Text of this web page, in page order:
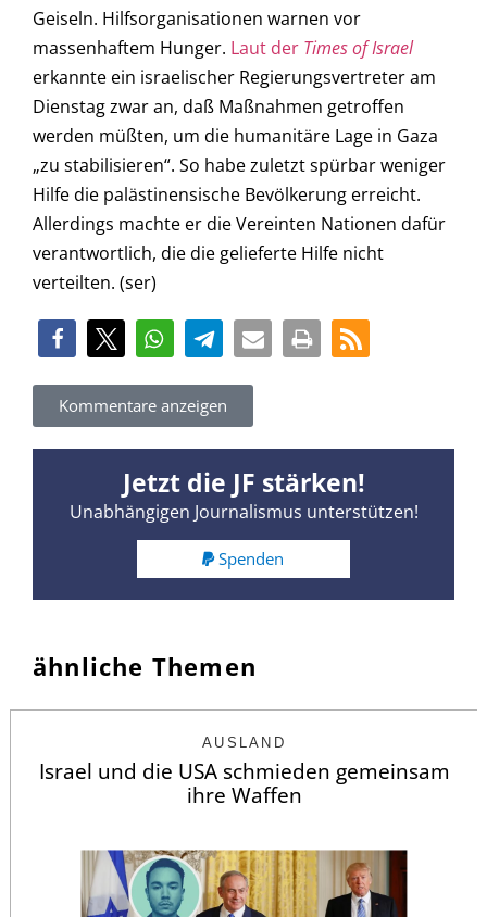
Geiseln. Hilfsorganisationen warnen vor
massenhaftem Hunger. Laut der Times of Israel
erkannte ein israelischer Regierungsvertreter am
Dienstag zwar an, daß Maßnahmen getroffen
werden müßten, um die humanitäre Lage in Gaza
„zu stabilisieren“. So habe zuletzt spürbar weniger
Hilfe die palästinensische Bevölkerung erreicht.
Allerdings machte er die Vereinten Nationen dafür
verantwortlich, die die gelieferte Hilfe nicht
verteilten. (ser)
Kommentare anzeigen
Jetzt die JF stärken!
Unabhängigen Journalismus unterstützen!
Spenden
ähnliche Themen
AUSLAND
Israel und die USA schmieden gemeinsam
ihre Waffen